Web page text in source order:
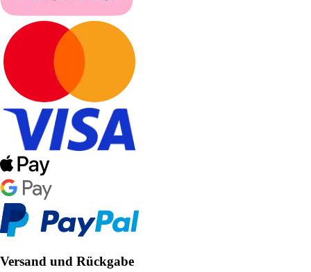
Versand und Rückgabe